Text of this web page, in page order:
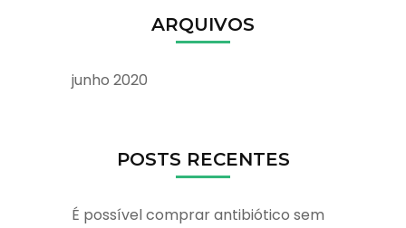
ARQUIVOS
junho 2020
POSTS RECENTES
É possível comprar antibiótico sem